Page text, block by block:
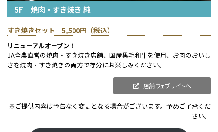
5F 焼肉・すき焼き 純
すき焼きセット 5,500円（税込）
リニューアルオープン！
JA全農直営の焼肉・すき焼き店舗、国産黒毛和牛を使用、お肉のおいし
さを焼肉・すき焼きの両方で存分にお楽しみください。
店舗ウェブサイトへ
※ご提供内容は予告なく変更となる場合がございます。予めご了承くだ
さい。